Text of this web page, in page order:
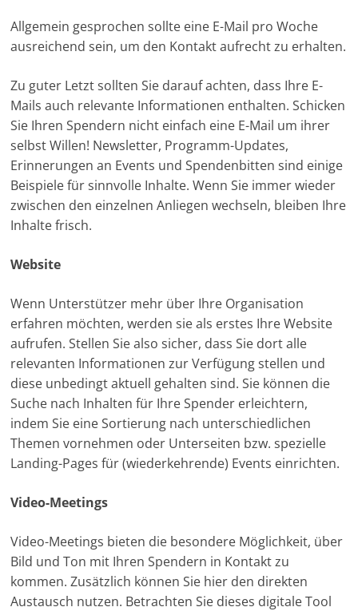
Allgemein gesprochen sollte eine E-Mail pro Woche
ausreichend sein, um den Kontakt aufrecht zu erhalten.
Zu guter Letzt sollten Sie darauf achten, dass Ihre E-
Mails auch relevante Informationen enthalten. Schicken
Sie Ihren Spendern nicht einfach eine E-Mail um ihrer
selbst Willen! Newsletter, Programm-Updates,
Erinnerungen an Events und Spendenbitten sind einige
Beispiele für sinnvolle Inhalte. Wenn Sie immer wieder
zwischen den einzelnen Anliegen wechseln, bleiben Ihre
Inhalte frisch.
Website
Wenn Unterstützer mehr über Ihre Organisation
erfahren möchten, werden sie als erstes Ihre Website
aufrufen. Stellen Sie also sicher, dass Sie dort alle
relevanten Informationen zur Verfügung stellen und
diese unbedingt aktuell gehalten sind. Sie können die
Suche nach Inhalten für Ihre Spender erleichtern,
indem Sie eine Sortierung nach unterschiedlichen
Themen vornehmen oder Unterseiten bzw. spezielle
Landing-Pages für (wiederkehrende) Events einrichten.
Video-Meetings
Video-Meetings bieten die besondere Möglichkeit, über
Bild und Ton mit Ihren Spendern in Kontakt zu
kommen. Zusätzlich können Sie hier den direkten
Austausch nutzen. Betrachten Sie dieses digitale Tool